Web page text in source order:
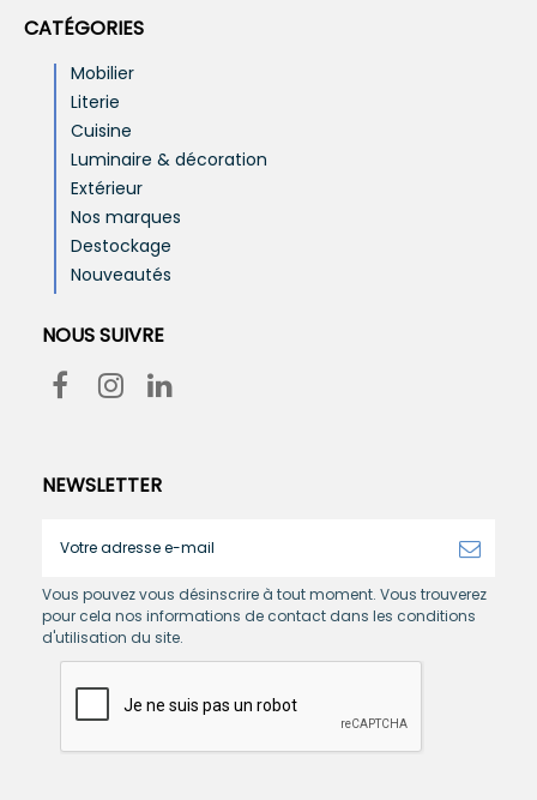
CATÉGORIES
Mobilier
Literie
Cuisine
Luminaire & décoration
Extérieur
Nos marques
Destockage
Nouveautés
NOUS SUIVRE
NEWSLETTER
Vous pouvez vous désinscrire à tout moment. Vous trouverez
pour cela nos informations de contact dans les conditions
d'utilisation du site.